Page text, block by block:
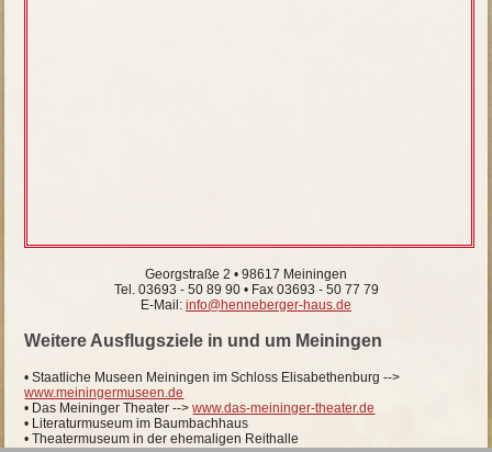
Georgstraße 2 • 98617 Meiningen
Tel. 03693 - 50 89 90 • Fax 03693 - 50 77 79
E-Mail: info@henneberger-haus.de
Weitere Ausflugsziele in und um Meiningen
• Staatliche Museen Meiningen im Schloss Elisabethenburg -->
www.meiningermuseen.de
• Das Meininger Theater -->www.das-meininger-theater.de
• Literaturmuseum im Baumbachhaus
• Theatermuseum in der ehemaligen Reithalle